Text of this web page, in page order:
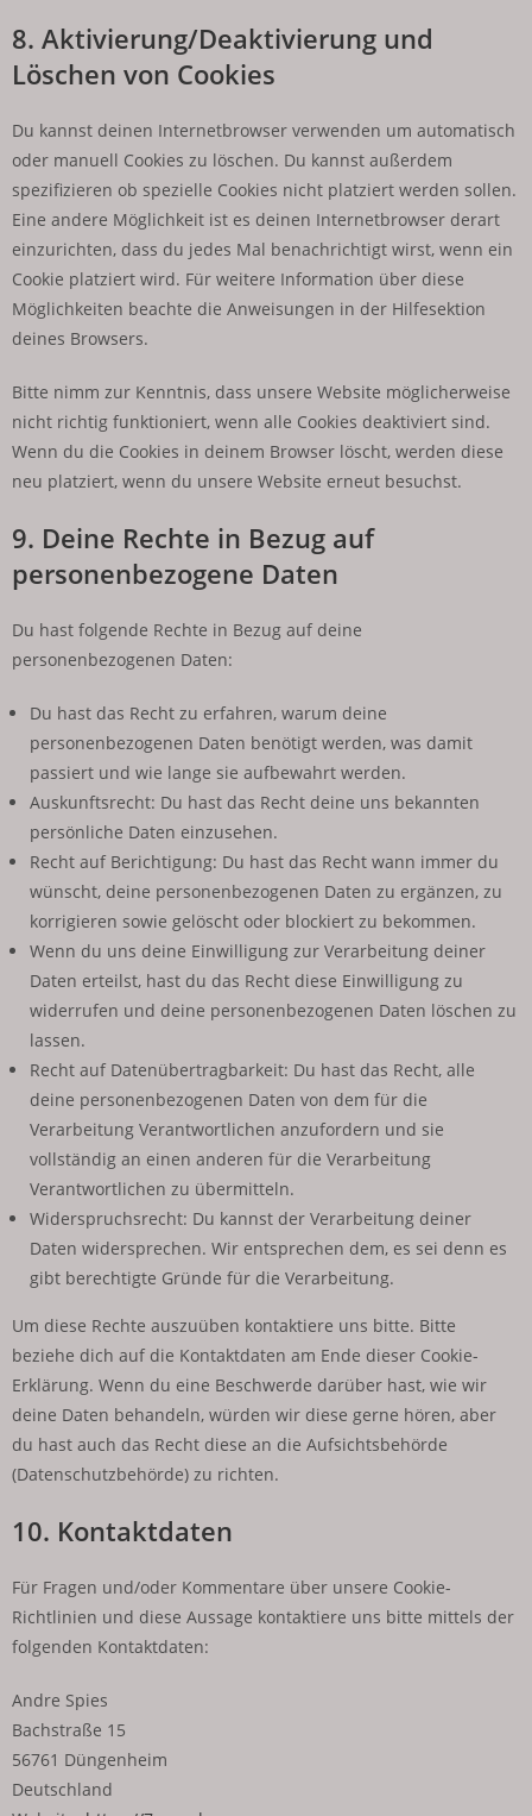
8. Aktivierung/Deaktivierung und
Löschen von Cookies
Du kannst deinen Internetbrowser verwenden um automatisch
oder manuell Cookies zu löschen. Du kannst außerdem
spezifizieren ob spezielle Cookies nicht platziert werden sollen.
Eine andere Möglichkeit ist es deinen Internetbrowser derart
einzurichten, dass du jedes Mal benachrichtigt wirst, wenn ein
Cookie platziert wird. Für weitere Information über diese
Möglichkeiten beachte die Anweisungen in der Hilfesektion
deines Browsers.
Bitte nimm zur Kenntnis, dass unsere Website möglicherweise
nicht richtig funktioniert, wenn alle Cookies deaktiviert sind.
Wenn du die Cookies in deinem Browser löscht, werden diese
neu platziert, wenn du unsere Website erneut besuchst.
9. Deine Rechte in Bezug auf
personenbezogene Daten
Du hast folgende Rechte in Bezug auf deine
personenbezogenen Daten:
Du hast das Recht zu erfahren, warum deine
personenbezogenen Daten benötigt werden, was damit
passiert und wie lange sie aufbewahrt werden.
Auskunftsrecht: Du hast das Recht deine uns bekannten
persönliche Daten einzusehen.
Recht auf Berichtigung: Du hast das Recht wann immer du
wünscht, deine personenbezogenen Daten zu ergänzen, zu
korrigieren sowie gelöscht oder blockiert zu bekommen.
Wenn du uns deine Einwilligung zur Verarbeitung deiner
Daten erteilst, hast du das Recht diese Einwilligung zu
widerrufen und deine personenbezogenen Daten löschen zu
lassen.
Recht auf Datenübertragbarkeit: Du hast das Recht, alle
deine personenbezogenen Daten von dem für die
Verarbeitung Verantwortlichen anzufordern und sie
vollständig an einen anderen für die Verarbeitung
Verantwortlichen zu übermitteln.
Widerspruchsrecht: Du kannst der Verarbeitung deiner
Daten widersprechen. Wir entsprechen dem, es sei denn es
gibt berechtigte Gründe für die Verarbeitung.
Um diese Rechte auszuüben kontaktiere uns bitte. Bitte
beziehe dich auf die Kontaktdaten am Ende dieser Cookie-
Erklärung. Wenn du eine Beschwerde darüber hast, wie wir
deine Daten behandeln, würden wir diese gerne hören, aber
du hast auch das Recht diese an die Aufsichtsbehörde
(Datenschutzbehörde) zu richten.
10. Kontaktdaten
Für Fragen und/oder Kommentare über unsere Cookie-
Richtlinien und diese Aussage kontaktiere uns bitte mittels der
folgenden Kontaktdaten:
Andre Spies
Bachstraße 15
56761 Düngenheim
Deutschland